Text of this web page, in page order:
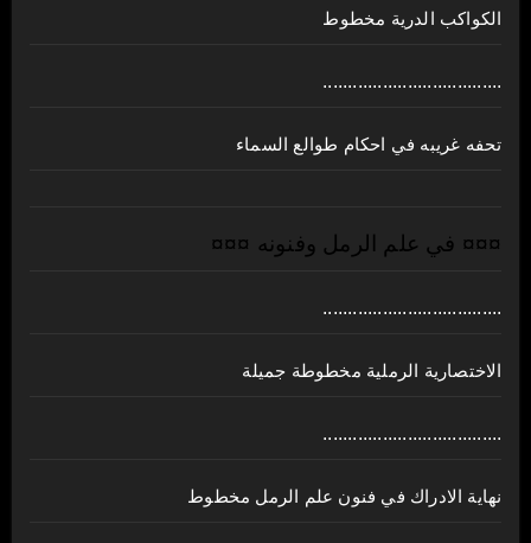
الكواكب الدرية مخطوط
....................................
تحفه غريبه في احكام طوالع السماء
¤¤¤ في علم الرمل وفنونه ¤¤¤
....................................
الاختصارية الرملية مخطوطة جميلة
....................................
نهاية الادراك في فنون علم الرمل مخطوط